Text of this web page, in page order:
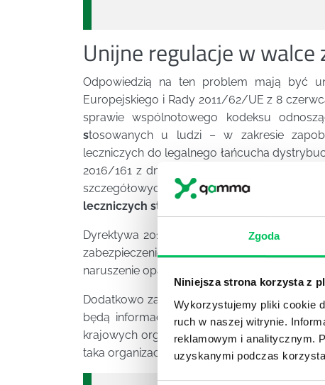
Zgoda
Niniejsza strona korzysta z
Wykorzystujemy pliki cookie
ruch w naszej witrynie.
reklamowym i analitycznym.
uzyskanymi podczas
Unijne regulacje w
Odpowiedzią na ten problem mają być
Europejskiego i Rady 2011/62/UE z 8
sprawie wspólnotowego kodeksu
stosowanych u ludzi – w zakresie
leczniczych do legalnego łańcucha
2016/161 z dnia 2 października 2015 r.
szczegółowych
zasad dotyczących
leczniczych stosowanych u ludzi
Dyrektywa 2011/62/UE potocznie
zabezpieczenie na opakowaniach leków:
naruszenie opakowania oraz niepowtarzalny
Dodatkowo zakłada ona stworzenie bazy
będą informacje pozwalające na
krajowych organizacji weryfikacji
taka organizacja powstała 5 lipca 2017 r.